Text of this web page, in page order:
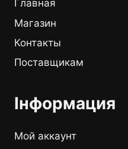
Главная
Магазин
Контакты
Поставщикам
Інформация
Мой аккаунт